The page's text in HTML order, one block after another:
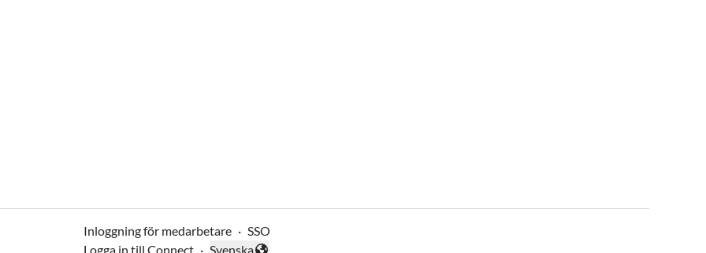
Inloggning för medarbetare · SSO
Logga in till Connect · Svenska